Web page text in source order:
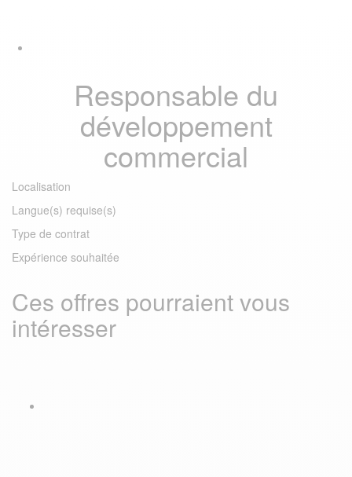
navigation
Responsable du
développement
commercial
Localisation
Langue(s) requise(s)
Type de contrat
Expérience souhaitée
Ces offres pourraient vous
intéresser